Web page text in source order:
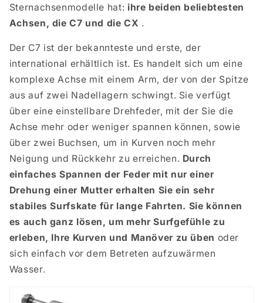
Sternachsenmodelle hat: ihre beiden beliebtesten
Achsen, die C7 und die CX .
Der C7 ist der bekannteste und erste, der
international erhältlich ist. Es handelt sich um eine
komplexe Achse mit einem Arm, der von der Spitze
aus auf zwei Nadellagern schwingt. Sie verfügt
über eine einstellbare Drehfeder, mit der Sie die
Achse mehr oder weniger spannen können, sowie
über zwei Buchsen, um in Kurven noch mehr
Neigung und Rückkehr zu erreichen. Durch
einfaches Spannen der Feder mit nur einer
Drehung einer Mutter erhalten Sie ein sehr
stabiles Surfskate für lange Fahrten. Sie können
es auch ganz lösen, um mehr Surfgefühle zu
erleben, Ihre Kurven und Manöver zu üben oder
sich einfach vor dem Betreten aufzuwärmen
Wasser.